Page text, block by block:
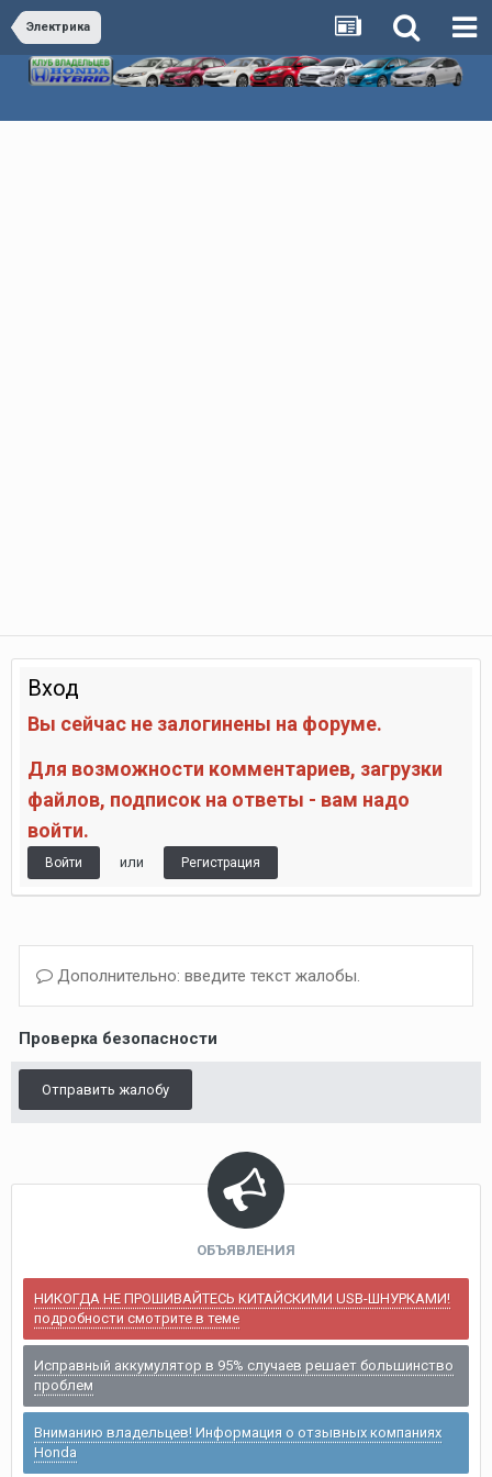
Электрика
Вход
Вы сейчас не залогинены на форуме.
Для возможности комментариев, загрузки
файлов, подписок на ответы - вам надо
войти.
Войти или Регистрация
Дополнительно: введите текст жалобы.
Проверка безопасности
Отправить жалобу
ОБЪЯВЛЕНИЯ
НИКОГДА НЕ ПРОШИВАЙТЕСЬ КИТАЙСКИМИ USB-ШНУРКАМИ!
подробности смотрите в теме
Исправный аккумулятор в 95% случаев решает большинство
проблем
Вниманию владельцев! Информация о отзывных компаниях
Honda